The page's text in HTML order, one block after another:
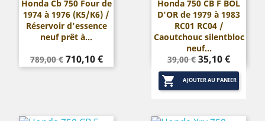
Honda Cb 750 Four de
1974 à 1976 (K5/K6) /
Réservoir d'essence
neuf prêt à...
Prix
de
789,00 € Prix
710,10 €
Honda 750 CB F BOL
D'OR de 1979 à 1983
RC01 RC04 /
Caoutchouc silentbloc
neuf...
Prix
de
base
39,00 € Prix
35,10 €
 AJOUTER AU PANIER